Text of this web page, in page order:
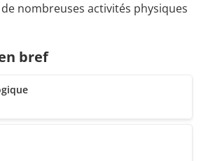
nombreuses activités physiques
bref